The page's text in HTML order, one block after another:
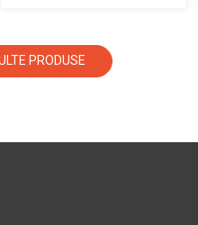
PRODUSE